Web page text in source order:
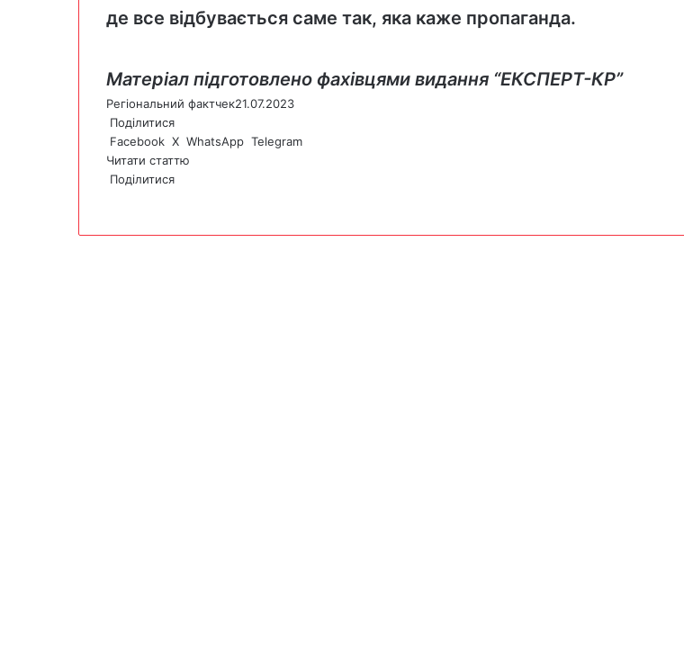
де все відбувається саме так, яка каже пропаганда.
Матеріал підготовлено фахівцями видання “ЕКСПЕРТ-КР”
Регіональний фактчек21.07.2023
Поділитися
Facebook X WhatsApp Telegram
Читати статтю
Поділитися
calb
i